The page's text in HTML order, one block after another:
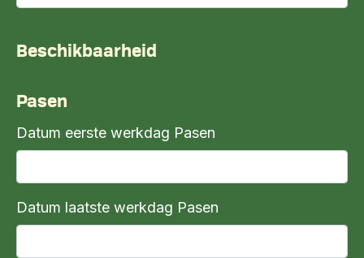
Beschikbaarheid
Pasen
Datum eerste werkdag Pasen
Datum laatste werkdag Pasen